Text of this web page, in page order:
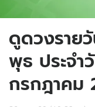
ดูดวงราย
พุธ ประจ
กรกฎาคม